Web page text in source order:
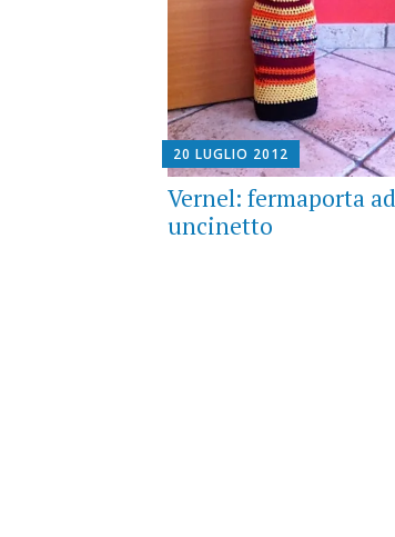
20 LUGLIO 2012
Vernel: fermaporta ad
uncinetto